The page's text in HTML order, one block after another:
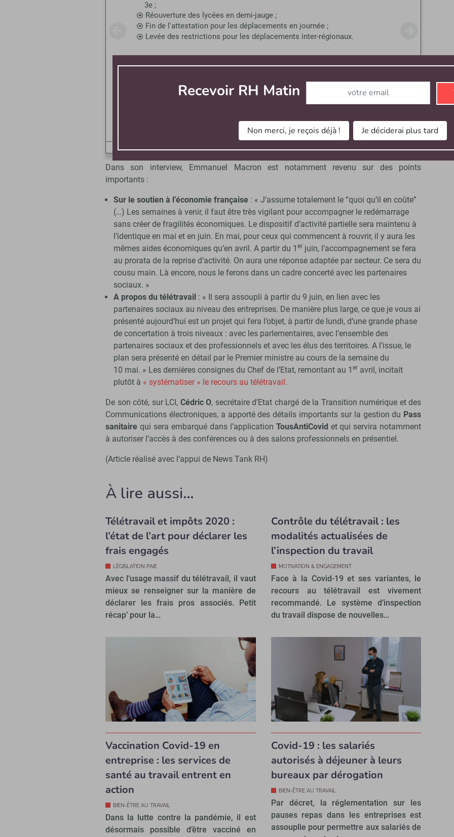
3e ;
Réouverture des lycées en demi-jauge ;
Fin de l'attestation pour les déplacements en journée ;
Levée des restrictions pour les déplacements inter-régionaux.
Dans son interview, Emmanuel Macron est notamment revenu sur des points
importants :
Sur le soutien à l’économie française: « J’assume totalement le “quoi qu’il en coûte”
(…) Les semaines à venir, il faut être très vigilant pour accompagner le redémarrage
sans créer de fragilités économiques. Le dispositif d’activité partielle sera maintenu à
l’identique en mai et en juin. En mai, pour ceux qui commencent à rouvrir, il y aura les
mêmes aides économiques qu’en avril. A partir du 1 er juin, l’accompagnement se fera
au prorata de la reprise d’activité. On aura une réponse adaptée par secteur. Ce sera du
cousu main. Là encore, nous le ferons dans un cadre concerté avec les partenaires
sociaux. »
A propos du télétravail : « Il sera assoupli à partir du 9 juin, en lien avec les
partenaires sociaux au niveau des entreprises. De manière plus large, ce que je vous ai
présenté aujourd’hui est un projet qui fera l’objet, à partir de lundi, d’une grande phase
de concertation à trois niveaux : avec les parlementaires, avec l’ensemble des
partenaires sociaux et des professionnels et avec les élus des territoires. A l’issue, le
plan sera présenté en détail par le Premier ministre au cours de la semaine du
10 mai. » Les dernières consignes du Chef de l’Etat, remontant au 1 er avril, incitait
plutôt à « systématiser » le recours au télétravail .
De son côté, sur LCI, Cédric O, secrétaire d’Etat chargé de la Transition numérique et des
Communications électroniques, a apporté des détails importants sur la gestion du Pass
sanitaire qui sera embarqué dans l’application TousAntiCovid et qui servira notamment
à autoriser l’accès à des conférences ou à des salons professionnels en présentiel.
(Article réalisé avec l’appui de News Tank RH)
À lire aussi…
Télétravail et impôts 2020 :
l’état de l’art pour déclarer les
frais engagés
LÉGISLATION PAIE
Avec l’usage massif du télétravail, il vaut
mieux se renseigner sur la manière de
déclarer les frais pros associés. Petit
récap’ pour la…
Contrôle du télétravail : les
modalités actualisées de
l’inspection du travail
MOTIVATION & ENGAGEMENT
Face à la Covid-19 et ses variantes, le
recours au télétravail est vivement
recommandé. Le système d’inspection
du travail dispose de nouvelles…
Vaccination Covid-19 en
entreprise : les services de
santé au travail entrent en
action
BIEN-ÊTRE AU TRAVAIL
Dans la lutte contre la pandémie, il est
désormais possible d’être vacciné en
Covid-19 : les salariés
autorisés à déjeuner à leurs
bureaux par dérogation
BIEN-ÊTRE AU TRAVAIL
Par décret, la réglementation sur les
pauses repas dans les entreprises est
assouplie pour permettre aux salariés de
Recevoir RH Matin Abonnez-vous à notre newsletter
Non merci, je reçois déjà ! Je déciderai plus tard